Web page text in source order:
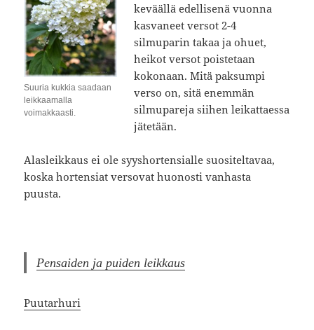
Suuria kukkia saadaan
leikkaamalla
voimakkaasti.
keväällä edellisenä vuonna
kasvaneet versot 2-4
silmuparin takaa ja ohuet,
heikot versot poistetaan
kokonaan. Mitä paksumpi
verso on, sitä enemmän
silmupareja siihen leikattaessa
jätetään.
Alasleikkaus ei ole syyshortensialle suositeltavaa,
koska hortensiat versovat huonosti vanhasta
puusta.
Pensaiden ja puiden leikkaus
Puutarhuri